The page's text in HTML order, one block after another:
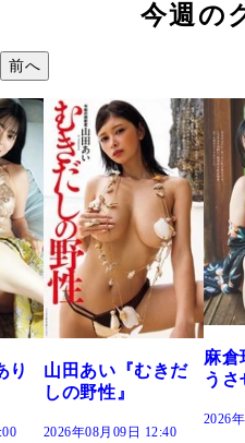
今週の
前へ
だ
麻倉瑞季『夏がそ
うさせた』
青山
100
2026